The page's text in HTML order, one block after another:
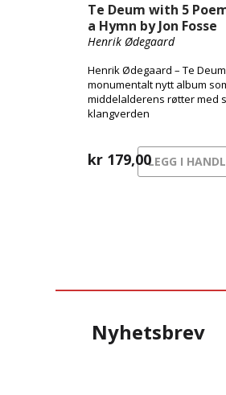
Te Deum with 5
a Hymn by Jon Fosse
Henrik Ødegaard
Henrik Ødegaard – Te Deum
monumentalt nytt album
middelalderens røtter med
klangverden
kr 179,00LEGG I
Nyhetsbrev